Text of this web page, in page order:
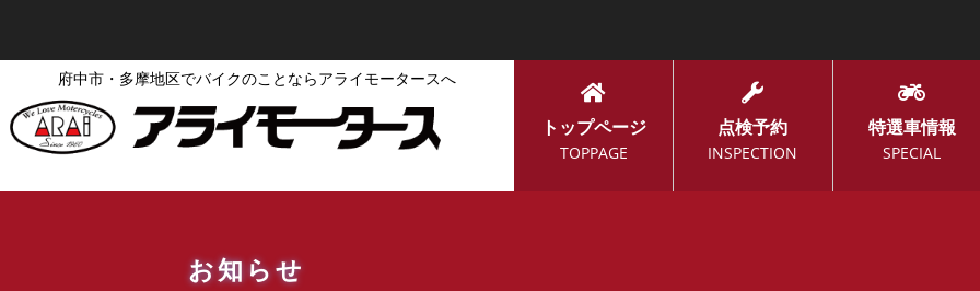
府中市・多摩地区でバイクのことならアライモータースへ
トップページ
TOPPAGE
点検予約
INSPECTION
特選車情報
SPECIAL
お知らせ